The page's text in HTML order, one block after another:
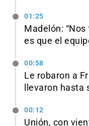
01:25
Madelón:
es que el
00:58
Le robaron a
llevaron hasta
00:12
Unión, con